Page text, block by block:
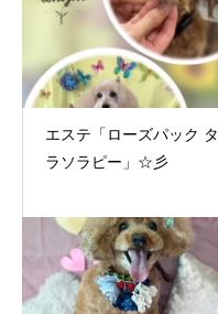
エステ「ローズパック タ
ラソラピー」☆彡